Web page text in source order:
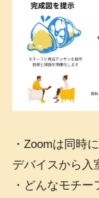
・Zoomは同時
デバイスから入
・どんなモチ